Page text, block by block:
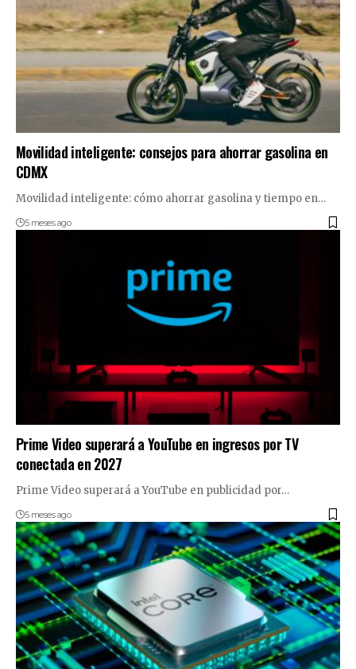
Movilidad inteligente: consejos para ahorrar gasolina en
CDMX
Movilidad inteligente: cómo ahorrar gasolina y tiempo en…
5 meses ago
Prime Video superará a YouTube en ingresos por TV
conectada en 2027
Prime Video superará a YouTube en publicidad por…
5 meses ago